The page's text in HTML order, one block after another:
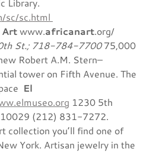
sc/sc.html
Artwww.africanart.org/
St.; 718-784-770075,000
Robert A.M. Stern–
tower on Fifth Avenue. The
El
1230 5th
10029 (212) 831-7272.
collection you’ll find one of
York. Artisan jewelry in the